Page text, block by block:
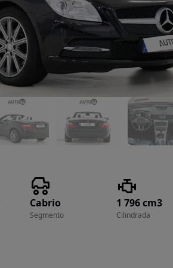
Cabrio
Segmento
1 796 cm3
Cilindrada